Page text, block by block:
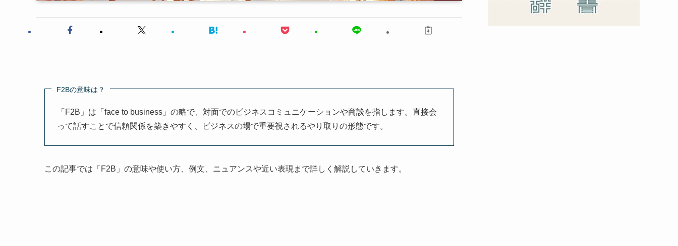
F2Bの意味は？
「F2B」は「face to business」の略で、対面でのビジネスコミュニケーションや商談を指します。直接会
って話すことで信頼関係を築きやすく、ビジネスの場で重要視されるやり取りの形態です。
この記事では「F2B」の意味や使い方、例文、ニュアンスや近い表現まで詳しく解説していきます。